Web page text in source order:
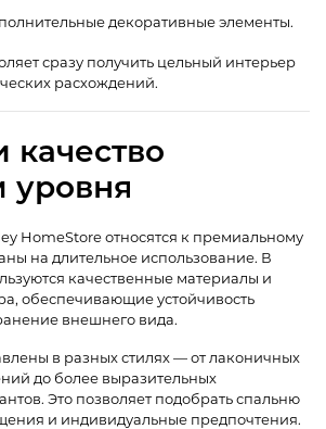
декоративные элементы.
сразу получить цельный интерьер
расхождений.
качество
уровня
HomeStore относятся к премиальному
на длительное использование. В
качественные материалы и
обеспечивающие устойчивость
внешнего вида.
в разных стилях — от лаконичных
до более выразительных
Это позволяет подобрать спальню
и индивидуальные предпочтения.